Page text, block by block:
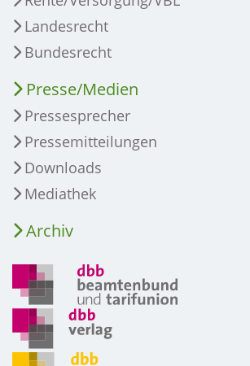
Landesrecht
Bundesrecht
Presse/Medien
Pressesprecher
Pressemitteilungen
Downloads
Mediathek
Archiv